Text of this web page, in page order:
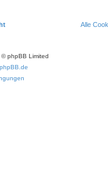
Alle
phpBB Limited
phpBB.de